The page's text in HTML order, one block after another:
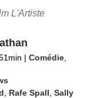
L'Artiste
| Comédie
Rafe Spall ,Sally